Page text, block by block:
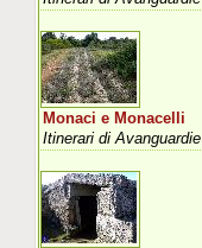
Monaci e Monacelli
Itinerari di Avanguardie